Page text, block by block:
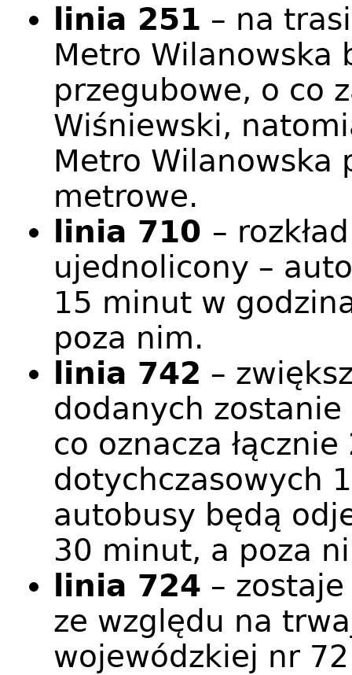
linia 251 – na
Metro Wilanowska
przegubowe, o co
Wiśniewski,
Metro Wilanowska
metrowe.
linia 710 –
ujednolicony –
15 minut w
poza nim.
linia 742 –
dodanych
co oznacza
dotychczasowych
autobusy będą
30 minut, a poza
linia 724 –
ze względu na
wojewódzkiej nr